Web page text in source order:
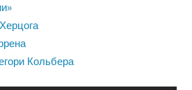
Кольбера